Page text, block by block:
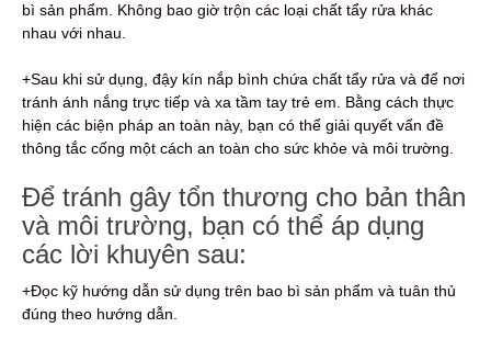
bì sản phẩm. Không bao giờ trộn các loại chất tẩy rửa khác
nhau với nhau.
+Sau khi sử dụng, đậy kín nắp bình chứa chất tẩy rửa và để nơi
tránh ánh nắng trực tiếp và xa tầm tay trẻ em. Bằng cách thực
hiện các biện pháp an toàn này, bạn có thể giải quyết vấn đề
thông tắc cống một cách an toàn cho sức khỏe và môi trường.
Để tránh gây tổn thương cho bản thân
và môi trường, bạn có thể áp dụng
các lời khuyên sau:
+Đọc kỹ hướng dẫn sử dụng trên bao bì sản phẩm và tuân thủ
đúng theo hướng dẫn.